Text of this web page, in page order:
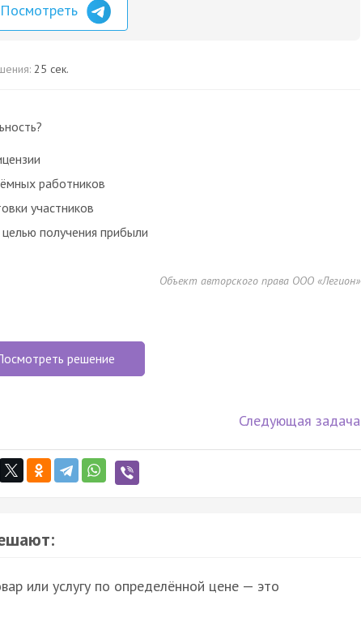
Посмотреть
25 сек.
работников
участников
получения прибыли
Объект авторского права ООО «Легион»
решение
Следующая задача
или услугу по определённой цене — это